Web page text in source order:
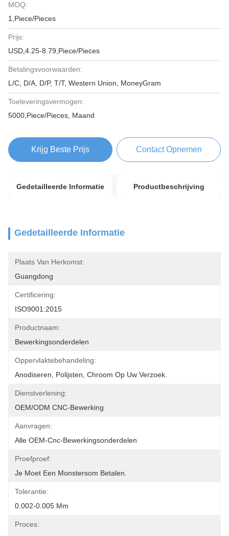
MOQ:
1,Piece/Pieces
Prijs:
USD,4.25-8.79,Piece/Pieces
Betalingsvoorwaarden:
L/C, D/A, D/P, T/T, Western Union, MoneyGram
Toeleveringsvermogen:
5000,Piece/Pieces, Maand
Krijg Beste Prijs Contact Opnemen
Gedetailleerde Informatie Productbeschrijving
Gedetailleerde Informatie
Plaats Van Herkomst:
Guangdong
Certificering:
ISO9001:2015
Productnaam:
Bewerkingsonderdelen
Oppervlaktebehandeling:
Anodiseren, Polijsten, Chroom Op Uw Verzoek.
Dienstverlening:
OEM/ODM CNC-Bewerking
Aanvragen:
Alle OEM-Cnc-Bewerkingsonderdelen
Proefproef:
Je Moet Een Monstersom Betalen.
Tolerantie:
0.002-0.005 Mm
Proces: